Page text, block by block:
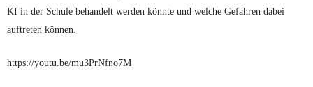
KI in der Schule behandelt werden könnte und welche Gefahren dabei
auftreten können.
https://youtu.be/mu3PrNfno7M